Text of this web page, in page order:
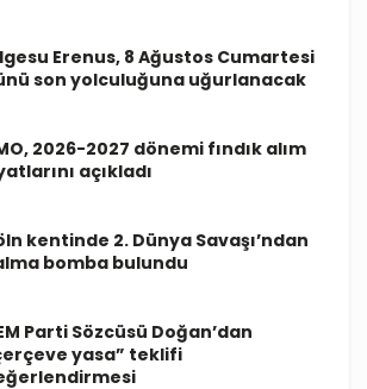
Erenus, 8 Ağustos Cumartesi
son yolculuğuna uğurlanacak
2026-2027 dönemi fındık alım
açıkladı
kentinde 2. Dünya Savaşı’ndan
bomba bulundu
Parti Sözcüsü Doğan’dan
yasa” teklifi